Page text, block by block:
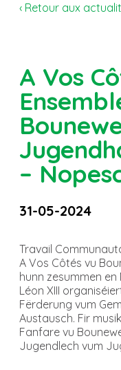
‹ Retour aux
A Vos
–
31-05-2024
Travail
A Vos Côtés vu
hunn zesummen
Léon XIII
Fërderung vum
Austausch. Fir
Fanfare vu
Jugendlech vum